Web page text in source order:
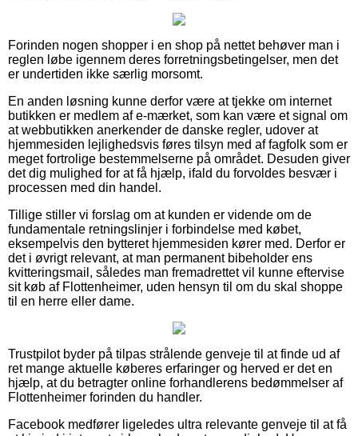
Forinden nogen shopper i en shop på nettet behøver man i
reglen løbe igennem deres forretningsbetingelser, men det
er undertiden ikke særlig morsomt.
En anden løsning kunne derfor være at tjekke om internet
butikken er medlem af e-mærket, som kan være et signal om
at webbutikken anerkender de danske regler, udover at
hjemmesiden lejlighedsvis føres tilsyn med af fagfolk som er
meget fortrolige bestemmelserne på området. Desuden giver
det dig mulighed for at få hjælp, ifald du forvoldes besvær i
processen med din handel.
Tillige stiller vi forslag om at kunden er vidende om de
fundamentale retningslinjer i forbindelse med købet,
eksempelvis den bytteret hjemmesiden kører med. Derfor er
det i øvrigt relevant, at man permanent bibeholder ens
kvitteringsmail, således man fremadrettet vil kunne eftervise
sit køb af Flottenheimer, uden hensyn til om du skal shoppe
til en herre eller dame.
Trustpilot byder på tilpas strålende genveje til at finde ud af
ret mange aktuelle køberes erfaringer og herved er det en
hjælp, at du betragter online forhandlerens bedømmelser af
Flottenheimer forinden du handler.
Facebook medfører ligeledes ultra relevante genveje til at få